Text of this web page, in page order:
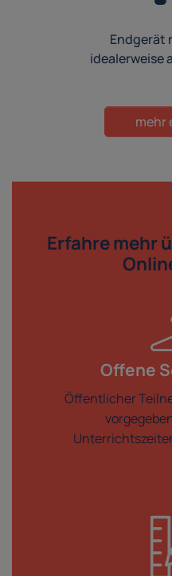
Endgerät
idealerweise
mehr
Erfahre mehr
Offene
Öffentlicher